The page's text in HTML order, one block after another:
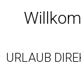
URLAUB